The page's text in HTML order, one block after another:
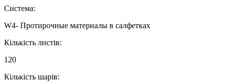
Система:
W4- Протирочные материалы в салфетках
Кількість листів:
120
Кількість шарів: